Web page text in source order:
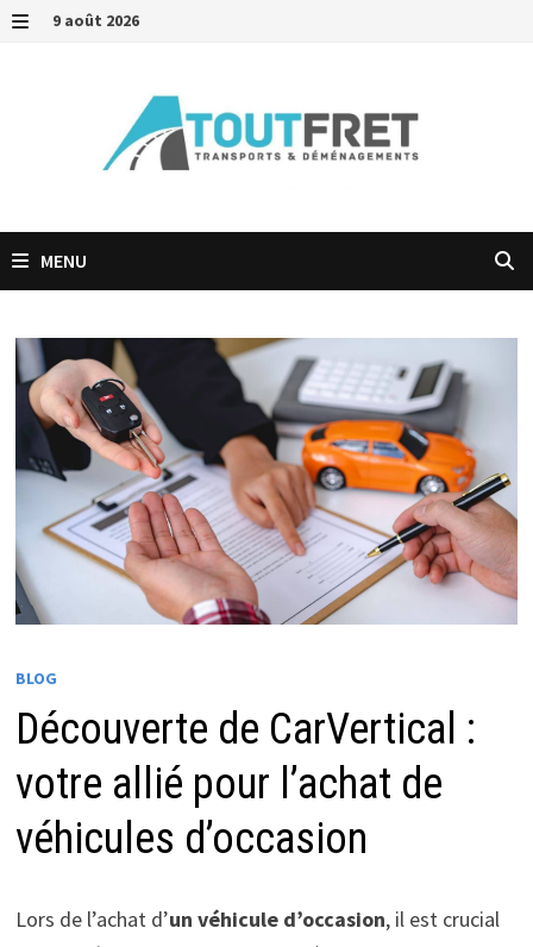
Passer9 août 2026
MENU
BLOG
Découverte de CarVertical :
votre allié pour l’achat de
véhicules d’occasion
Lors de l’achat d’un véhicule d’occasion, il est crucial